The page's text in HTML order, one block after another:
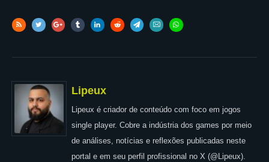
Lipeux
Lipeux é criador de conteúdo com foco em jogos
single player. Cobre a indústria dos games por meio
de análises, notícias e reflexões publicadas neste
portal e em seu perfil profissional no X (@Lipeux).